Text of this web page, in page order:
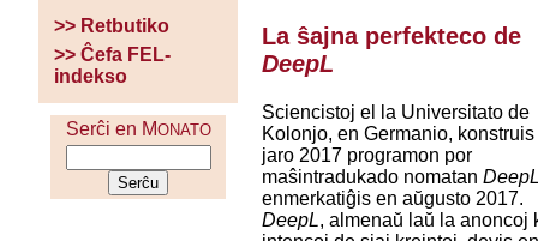
>> Retbutiko
>> Ĉefa FEL-
indekso
Serĉi en MONATO
La ŝajna perfekteco de
DeepL
Sciencistoj el la Universitato de
Kolonjo, en Germanio,
jaro 2017 programon por
maŝintradukado nomatan
enmerkatiĝis en aŭgusto 2017.
DeepL, almenaŭ laŭ la anoncoj